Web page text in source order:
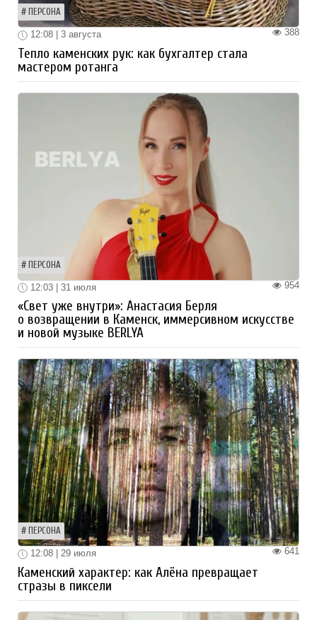
ПЕРСОНА
388
12:08 | 3 августа
Тепло каменских рук: как бухгалтер стала
мастером ротанга
ПЕРСОНА
954
12:03 | 31 июля
«Свет уже внутри»: Анастасия Берля
о возвращении в Каменск, иммерсивном искусстве
и новой музыке BERLYA
ПЕРСОНА
641
12:08 | 29 июля
Каменский характер: как Алёна превращает
стразы в пиксели